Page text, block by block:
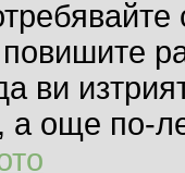
ви
а още по-